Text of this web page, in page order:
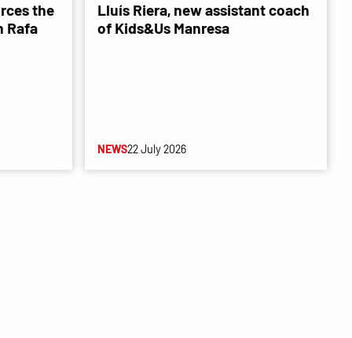
the
Rafa
Lluís Riera, new assistant coach
of Kids&Us Manresa
NEWS22 July 2026